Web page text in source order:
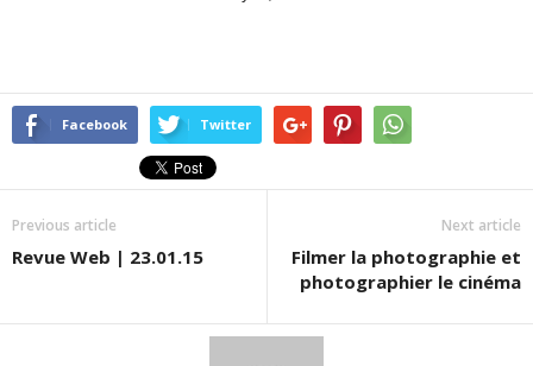
Facebook Twitter
Previous article
Revue Web | 23.01.15
Next article
Filmer la photographie et
photographier le cinéma